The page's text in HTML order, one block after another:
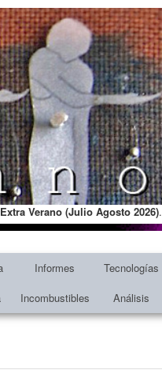
Extra Verano (Julio Agosto 2026).
Informes
Tecnologías
Incombustibles Análisis